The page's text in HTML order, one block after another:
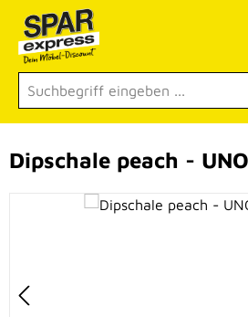
Zum Hauptinhalt springen
Bildergalerie überspringen
Dipschale peach -